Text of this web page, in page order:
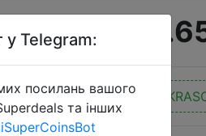
Промокод:
у Telegram:
посилань вашого
та інших